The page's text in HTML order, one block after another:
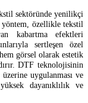
sektöründe yenilikçi
özellikle tekstil
kabartma efektleri
sertleşen özel
görsel olarak estetik
DTF teknolojisinin
uygulanması ve
dayanıklılık ve